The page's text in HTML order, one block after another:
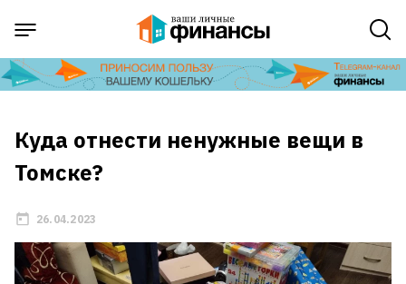
Куда отнести ненужные вещи в
Томске?
26.04.2023